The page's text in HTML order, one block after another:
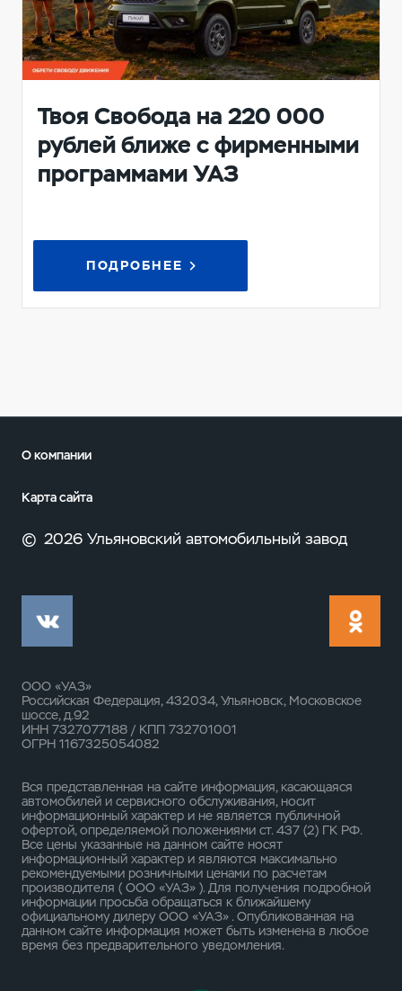
Твоя Свобода на 220 000
рублей ближе с фирменными
программами УАЗ
ПОДРОБНЕЕ
О компании
Карта сайта
© 2026 Ульяновский автомобильный завод
ООО «УАЗ»
Российская Федерация, 432034, Ульяновск, Московское
шоссе, д.92
ИНН 7327077188 / КПП 732701001
ОГРН 1167325054082
Вся представленная на сайте информация, касающаяся
автомобилей и сервисного обслуживания, носит
информационный характер и не является публичной
офертой, определяемой положениями ст. 437 (2) ГК РФ.
Все цены указанные на данном сайте носят
информационный характер и являются максимально
рекомендуемыми розничными ценами по расчетам
производителя ( ООО «УАЗ» ). Для получения подробной
информации просьба обращаться к ближайшему
официальному дилеру ООО «УАЗ» . Опубликованная на
данном сайте информация может быть изменена в любое
время без предварительного уведомления.